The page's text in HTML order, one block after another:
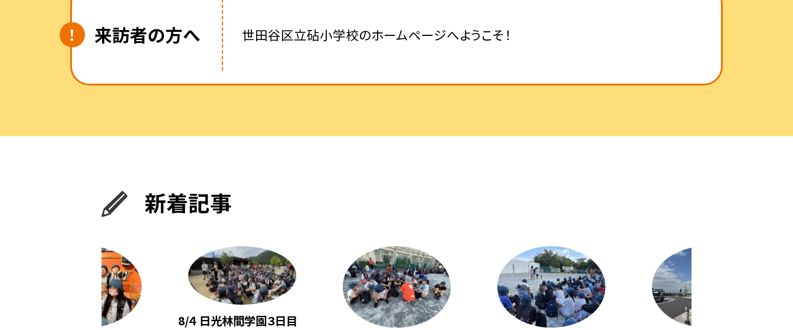
来訪者の方へ 世田谷区立砧小学校のホームページへようこそ！
新着記事
8/４ 日光林間学園３日目